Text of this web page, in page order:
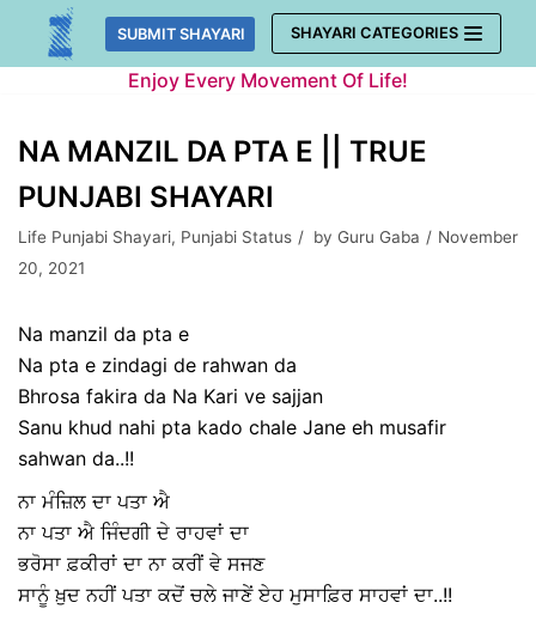
Skip
SUBMIT SHAYARI SHAYARI CATEGORIES
Enjoy Every Movement Of Life!
NA MANZIL DA PTA E || TRUE
PUNJABI SHAYARI
Life Punjabi Shayari, Punjabi Status by Guru Gaba
November
20, 2021
Na manzil da pta e
Na pta e zindagi de rahwan da
Bhrosa fakira da Na Kari ve sajjan
Sanu khud nahi pta kado chale Jane eh musafir
sahwan da..!!
ਨਾ ਮੰਜ਼ਿਲ ਦਾ ਪਤਾ ਐ
ਨਾ ਪਤਾ ਐ ਜਿੰਦਗੀ ਦੇ ਰਾਹਵਾਂ ਦਾ
ਭਰੋਸਾ ਫ਼ਕੀਰਾਂ ਦਾ ਨਾ ਕਰੀਂ ਵੇ ਸਜਣ
ਸਾਨੂੰ ਖ਼ੁਦ ਨਹੀਂ ਪਤਾ ਕਦੋਂ ਚਲੇ ਜਾਣੇਂ ਏਹ ਮੁਸਾਫ਼ਿਰ ਸਾਹਵਾਂ ਦਾ..!!